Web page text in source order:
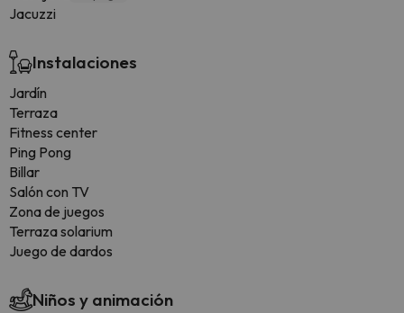
Jacuzzi
Instalaciones
Jardín
Terraza
Fitness center
Ping Pong
Billar
Salón con TV
Zona de juegos
Terraza solarium
Juego de dardos
Niños y animación